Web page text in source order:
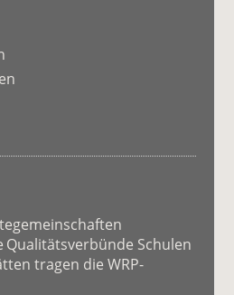
Schulen
tragen die WRP-